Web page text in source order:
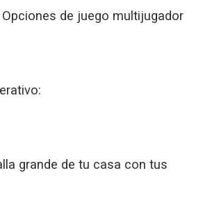
de juego multijugador
grande de tu casa con tus